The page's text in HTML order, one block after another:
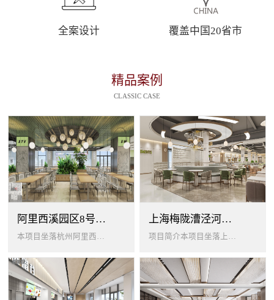
全案设计 覆盖中国20省市
精品案例
CLASSIC CASE
阿里西溪园区8号楼1层餐厅
本项目坐落杭州阿里西溪园区8号楼一层，以绿色生机 + 年轻基因为核心，打造「活力聚场」复合型员工餐厅。兼顾多人群用餐需求...
上海梅陇漕泾河科技绿洲员工餐厅
项目简介本项目坐落上海闵行梅陇科技绿洲，以生态创艺食堂为设计核心，融合现代轻奢与自然生态，打造兼顾高效就餐、休闲社交、商...